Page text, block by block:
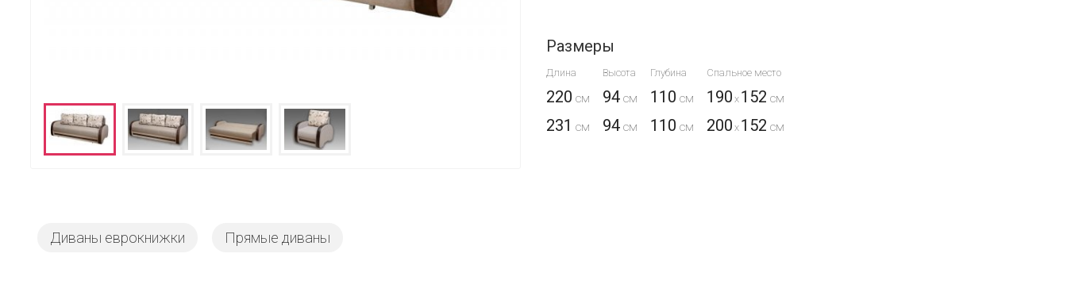
Размеры
Длина Высота Глубина Спальное место
220 94 110 190 x 152
231
94 110 200 x 152
Диваны еврокнижки Прямые диваны